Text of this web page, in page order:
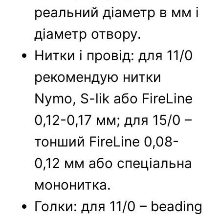
реальний діаметр в мм і
діаметр отвору.
Нитки і провід: для 11/0
рекомендую нитки
Nymo, S-lik або FireLine
0,12-0,17 мм; для 15/0 –
тонший FireLine 0,08-
0,12 мм або спеціальна
мононитка.
Голки: для 11/0 – beading